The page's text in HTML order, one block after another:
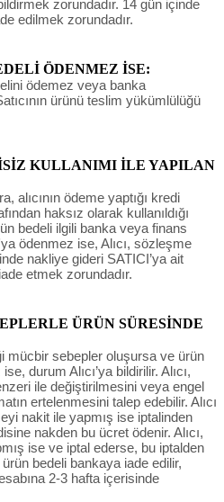
zorundadır. 14 gün içinde
edilmek zorundadır.
ÖDENMEZ İSE:
ödemez veya banka
ürünü teslim yükümlülüğü
KULLANIMI İLE YAPILAN
alıcının ödeme yaptığı kredi
haksız olarak kullanıldığı
bedeli ilgili banka veya finans
ödenmez ise, Alıcı, sözleşme
nakliye gideri SATICI’ya ait
etmek zorundadır.
ÜRÜN SÜRESİNDE
mücbir sebepler oluşursa ve ürün
durum Alıcı’ya bildirilir. Alıcı,
ile değiştirilmesini veya engel
ertelenmesini talep edebilir. Alıcı
nakit ile yapmış ise iptalinden
nakden bu ücret ödenir. Alıcı,
ise ve iptal ederse, bu iptalden
bedeli bankaya iade edilir,
2-3 hafta içerisinde